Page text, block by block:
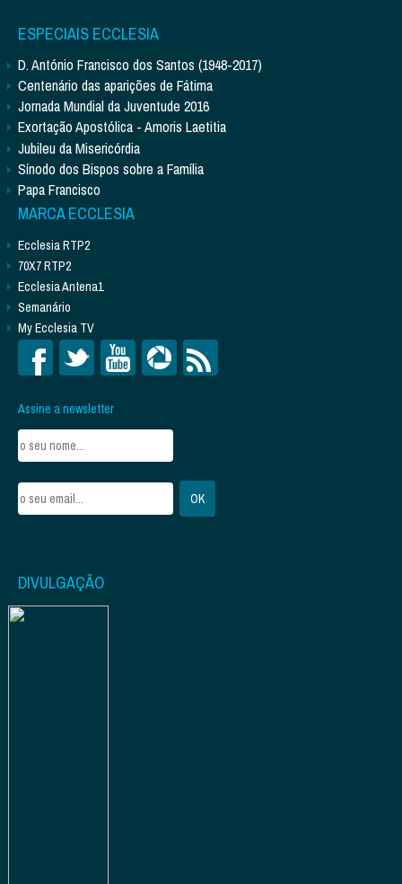
ESPECIAIS ECCLESIA
D. António Francisco dos Santos (1948-2017)
Centenário das aparições de Fátima
Jornada Mundial da Juventude 2016
Exortação Apostólica - Amoris Laetitia
Jubileu da Misericórdia
Sínodo dos Bispos sobre a Família
Papa Francisco
MARCA ECCLESIA
Ecclesia RTP2
70X7 RTP2
Ecclesia Antena1
Semanário
My Ecclesia TV
Assine a newsletter
DIVULGAÇÃO